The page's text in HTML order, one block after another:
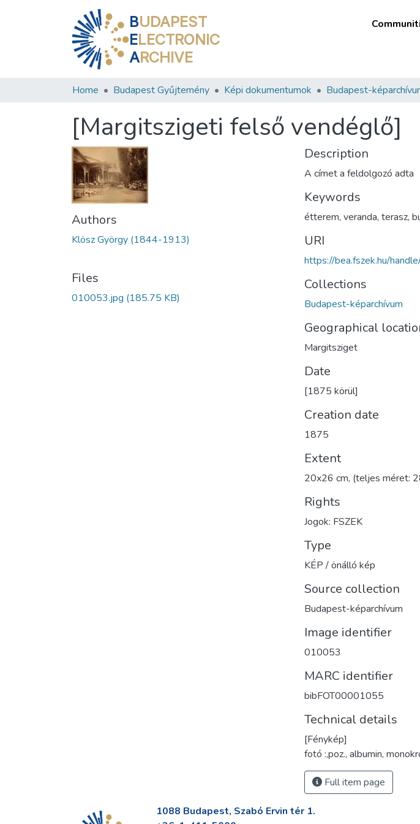
BUDAPEST
ELECTRONIC
ARCHIVE
Home Budapest Gyűjtemény Képi dokumentumok Budapest-
[Margitszigeti felső vendéglő]
Authors
Klösz György (1844-1913)
Files
010053.jpg (185.75 KB)
Description
A címet a feldolgozó adta
Keywords
étterem, veranda, terasz,
URI
https://bea.fszek.hu/
Collections
Budapest-képarchívum
Geographical
Margitsziget
Date
[1875 körül]
Creation date
1875
Extent
20x26 cm, (teljes méret:
Rights
Jogok: FSZEK
Type
KÉP / önálló kép
Source collection
Budapest-képarchívum
Image identifier
010053
MARC identifier
bibFOT00001055
Technical details
[Fénykép]
fotó :,poz., albumin,
Full item page
1088 Budapest, Szabó Ervin tér 1.